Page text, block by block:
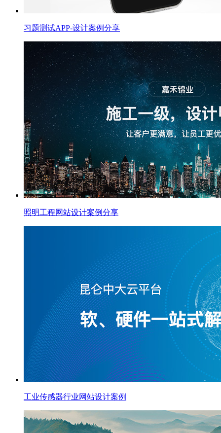
习题测试APP-设计案例分享
照明工程网站设计案例分享
工业传感器行业网站设计案例